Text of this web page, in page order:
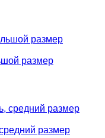
размер
размер